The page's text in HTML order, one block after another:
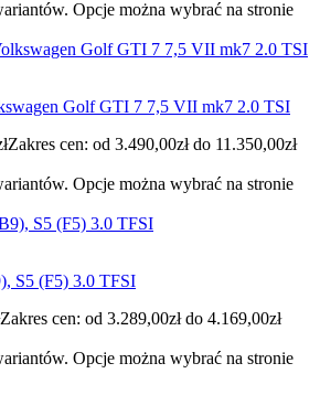
Opcje można wybrać na stronie
Golf GTI 7 7,5 VII mk7 2.0 TSI
Zakres cen: od 3.490,00zł do 11.350,00zł
Opcje można wybrać na stronie
S5 (F5) 3.0 TFSI
Zakres cen: od 3.289,00zł do 4.169,00zł
Opcje można wybrać na stronie